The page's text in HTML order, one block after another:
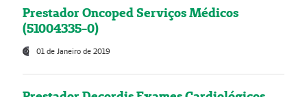
Prestador Oncoped Serviços Médicos
(51004335-0)
01 de Janeiro de 2019